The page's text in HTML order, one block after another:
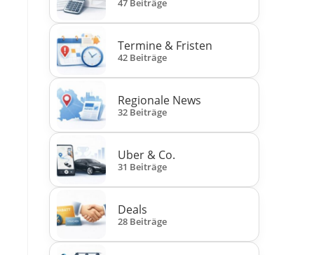
Termine & Fristen
42 Beiträge
Regionale News
32 Beiträge
Uber & Co.
31 Beiträge
Deals
28 Beiträge